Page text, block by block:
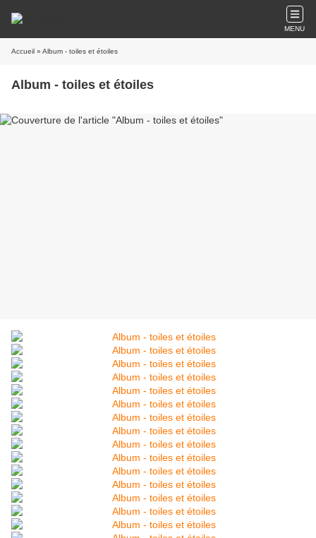
MENU
Accueil » Album - toiles et étoiles
Album - toiles et étoiles